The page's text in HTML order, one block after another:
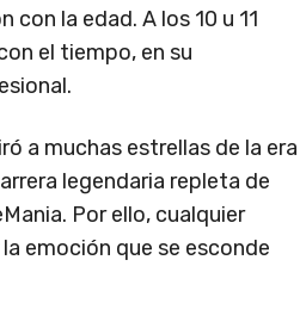
con la edad. A los 10 u 11
el tiempo, en su
a muchas estrellas de la era
legendaria repleta de
Por ello, cualquier
emoción que se esconde